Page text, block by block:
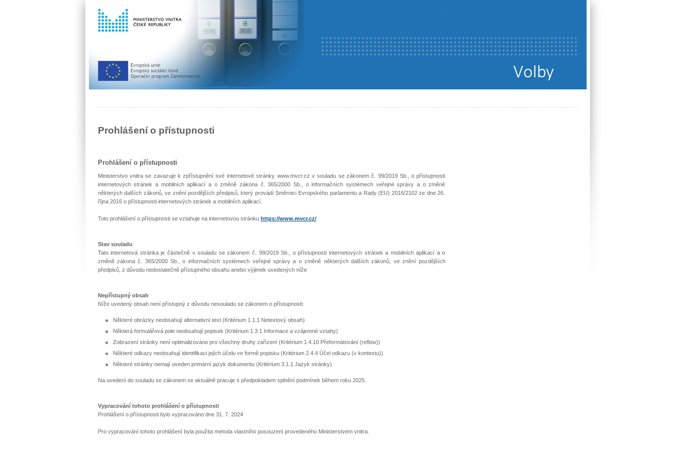
Prohlášení o přístupnosti
Prohlášení o přístupnosti
Ministerstvo vnitra se zavazuje k zpřístupnění své internetové stránky www.mvcr.cz v souladu se zákonem č. 99/2019 Sb., o přístupnosti
internetových stránek a mobilních aplikací a o změně zákona č. 365/2000 Sb., o informačních systémech veřejné správy a o změně
některých dalších zákonů, ve znění pozdějších předpisů, který provádí Směrnici Evropského parlamentu a Rady (EU) 2016/2102 ze dne 26.
října 2016 o přístupnosti internetových stránek a mobilních aplikací.
Toto prohlášení o přístupnosti se vztahuje na internetovou stránku https://www.mvcr.cz/
Stav souladu
Tato internetová stránka je částečně v souladu se zákonem č. 99/2019 Sb., o přístupnosti internetových stránek a mobilních aplikací a o
změně zákona č. 365/2000 Sb., o informačních systémech veřejné správy a o změně některých dalších zákonů, ve znění pozdějších
předpisů, z důvodu nedostatečně přístupného obsahu anebo výjimek uvedených níže
Nepřístupný obsah
Níže uvedený obsah není přístupný z důvodu nesouladu se zákonem o přístupnosti:
Některé obrázky neobsahují alternativní text (Kritérium 1.1.1 Netextový obsah)
Některá formulářová pole neobsahují popisek (Kritérium 1.3.1 Informace a vzájemné vztahy)
Zobrazení stránky není optimalizováno pro všechny druhy zařízení (Kritérium 1.4.10 Přeformátování (reflow))
Některé odkazy neobsahují identifikaci jejích účelu ve formě popisku (Kritérium 2.4.4 Účel odkazu (v kontextu))
Některé stránky nemají uveden primární jazyk dokumentu (Kritérium 3.1.1 Jazyk stránky)
Na uvedení do souladu se zákonem se aktuálně pracuje s předpokladem splnění podmínek během roku 2025.
Vypracování tohoto prohlášení o přístupnosti
Prohlášení o přístupnosti bylo vypracováno dne 31. 7. 2024
Pro vypracování tohoto prohlášení byla použita metoda vlastního posouzení provedeného Ministerstvem vnitra.